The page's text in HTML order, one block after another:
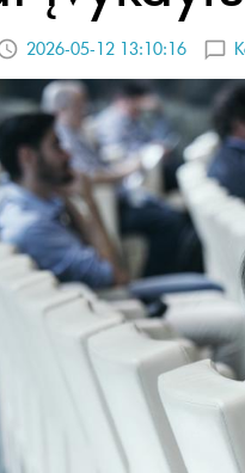
2026-05-12 13:10:16